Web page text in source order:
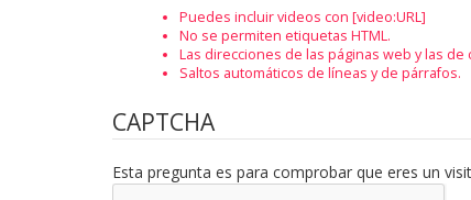
Puedes incluir videos con [video:URL]
No se permiten etiquetas HTML.
Las direcciones de las páginas web y las
Saltos automáticos de líneas y de párrafos.
CAPTCHA
Esta pregunta es para comprobar que eres un